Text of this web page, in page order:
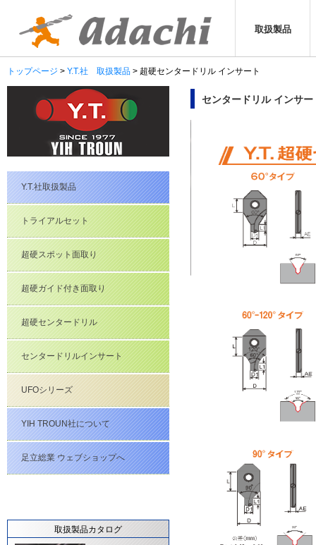
取扱製品
トップページ Y.T.社 取扱製品 超硬センタードリル インサート
センタードリル インサー
Y.T.社取扱製品
トライアルセット
超硬スポット面取り
超硬ガイド付き面取り
超硬センタードリル
センタードリルインサート
UFOシリーズ
YIH TROUN社について
足立総業 ウェブショップへ
取扱製品カタログ